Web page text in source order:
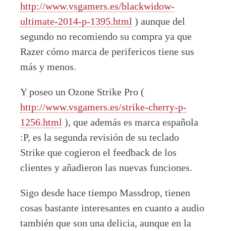
http://www.vsgamers.es/blackwidow-
ultimate-2014-p-1395.html ) aunque del
segundo no recomiendo su compra ya que
Razer cómo marca de perifericos tiene sus
más y menos.
Y poseo un Ozone Strike Pro (
http://www.vsgamers.es/strike-cherry-p-
1256.html ), que además es marca española
:P, es la segunda revisión de su teclado
Strike que cogieron el feedback de los
clientes y añadieron las nuevas funciones.
Sigo desde hace tiempo Massdrop, tienen
cosas bastante interesantes en cuanto a audio
también que son una delicia, aunque en la